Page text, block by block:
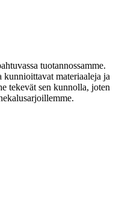
tuotannossamme.
materiaaleja ja
tekevät sen kunnolla, joten